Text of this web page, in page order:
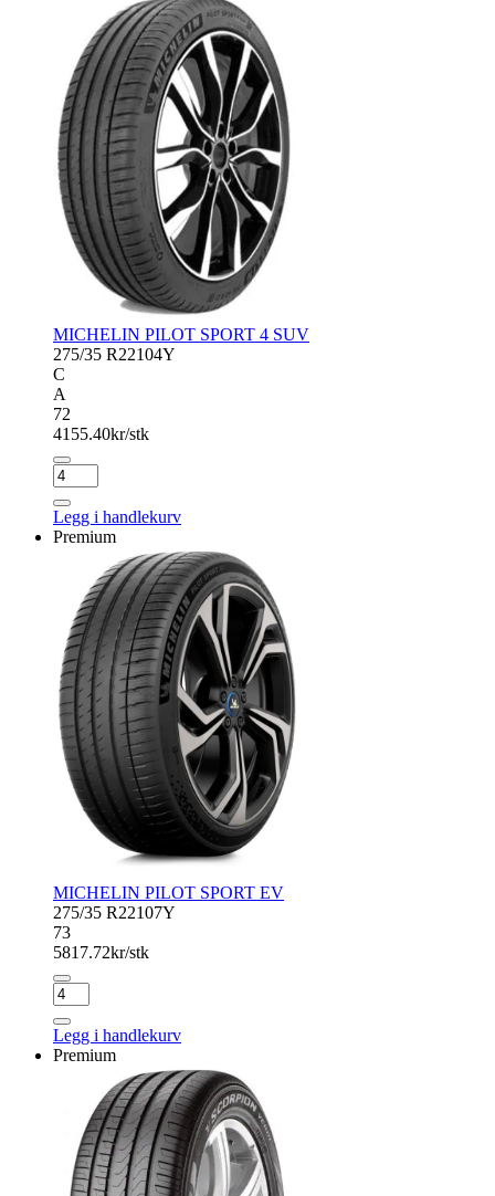
MICHELIN PILOT SPORT 4 SUV
275/35 R22104Y
C
A
72
4155.40kr/stk
MICHELIN
PILOT
SPORT
4
Legg i handlekurv
Premium
MICHELIN PILOT SPORT EV
275/35 R22107Y
73
5817.72kr/stk
MICHELIN
PILOT
SPORT
EV
Legg i handlekurv
Premium